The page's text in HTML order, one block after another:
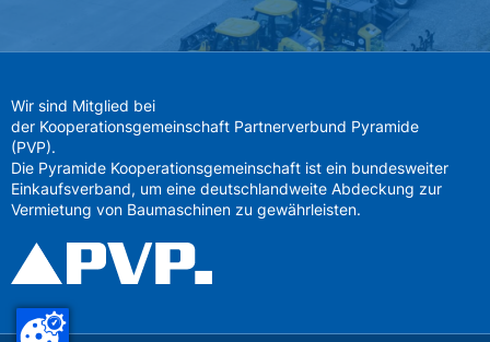
Wir sind Mitglied bei
der Kooperationsgemeinschaft Partnerverbund Pyramide
(PVP).
Die Pyramide Kooperationsgemeinschaft ist ein bundesweiter
Einkaufsverband, um eine deutschlandweite Abdeckung zur
Vermietung von Baumaschinen zu gewährleisten.